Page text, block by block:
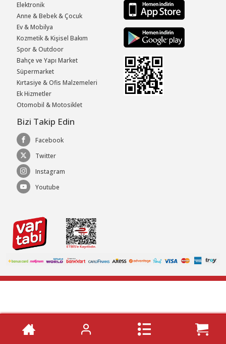
Elektronik
Anne & Bebek & Çocuk
Ev & Mobilya
Kozmetik & Kişisel Bakım
Spor & Outdoor
Bahçe ve Yapı Market
Süpermarket
Kırtasiye & Ofis Malzemeleri
Ek Hizmetler
Otomobil & Motosiklet
Bizi Takip Edin
Facebook
Twitter
Instagram
Youtube